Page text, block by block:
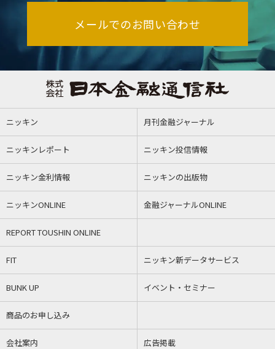
メールでのお問い合わせ
ニッキン 月刊金融ジャーナル
ニッキンレポート ニッキン投信情報
ニッキン金利情報 ニッキンの出版物
ニッキンONLINE 金融ジャーナルONLINE
REPORT TOUSHIN ONLINE
FIT ニッキン新データサービス
BUNK UP イベント・セミナー
商品のお申し込み
会社案内 広告掲載